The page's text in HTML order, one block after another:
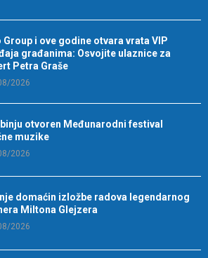
Group i ove godine otvara vrata VIP
građanima: Osvojite ulaznice za
Petra Graše
2026
otvoren Međunarodni festival
muzike
2026
domaćin izložbe radova legendarnog
Miltona Glejzera
2026